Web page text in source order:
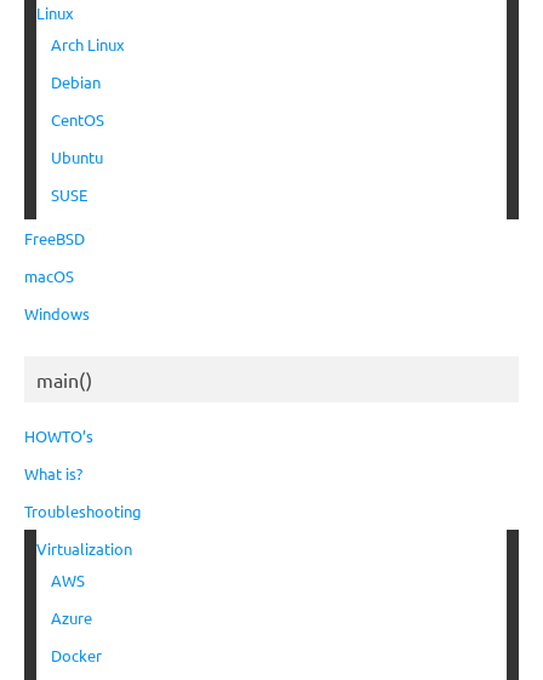
Linux
Arch Linux
Debian
CentOS
Ubuntu
SUSE
FreeBSD
macOS
Windows
main()
HOWTO’s
What is?
Troubleshooting
Virtualization
AWS
Azure
Docker